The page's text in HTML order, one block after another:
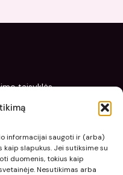
informacijai saugoti ir (arba)
slapukus. Jei sutiksime su
duomenis, tokius kaip
Nesutikimas arba
taisyklės